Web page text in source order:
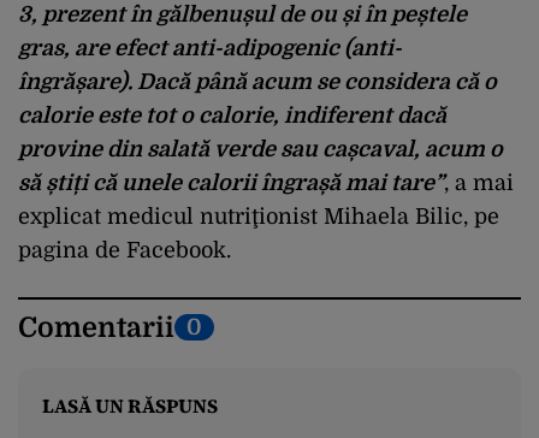
3, prezent în gălbenușul de ou și în peștele
gras, are efect anti-adipogenic (anti-
îngrășare). Dacă până acum se considera că o
calorie este tot o calorie, indiferent dacă
provine din salată verde sau cașcaval, acum o
să știți că unele calorii îngrașă mai tare”, a mai
explicat medicul nutriţionist Mihaela Bilic, pe
pagina de Facebook.
Comentarii 0
LASĂ UN RĂSPUNS